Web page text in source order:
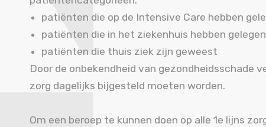
patiënten die op de Intensive Care hebben
patiënten die in het ziekenhuis hebben gelegen
patiënten die thuis ziek zijn geweest
Door de onbekendheid van gezondheidsschade
zorg dagelijks bijgesteld moeten worden.
Om een beroep te kunnen doen op alle 1e lijns